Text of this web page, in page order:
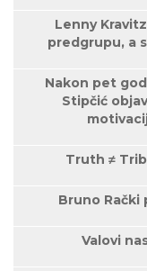
Lenny
predgrupu, a
Nakon pet
Stipčić
Truth ≠
Bruno Rački
Valovi